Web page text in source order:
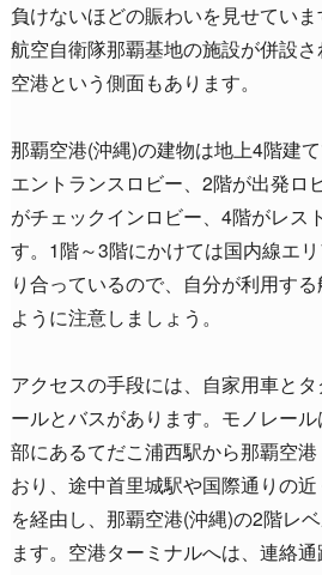
負けないほどの賑わいを見せてい
航空自衛隊那覇基地の施設が併設
空港という側面もあります。
那覇空港(沖縄)の建物は地上4階建
エントランスロビー、2階が出発ロ
がチェックインロビー、4階がレス
す。1階～3階にかけては国内線エ
り合っているので、自分が利用す
ように注意しましょう。
アクセスの手段には、自家用車と
ールとバスがあります。モノレー
部にあるてだこ浦西駅から那覇空
おり、途中首里城駅や国際通りの
を経由し、那覇空港(沖縄)の2階レ
ます。空港ターミナルへは、連絡